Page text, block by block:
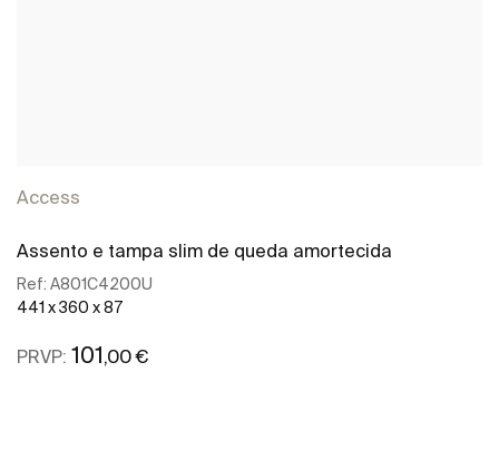
Access
Assento e tampa slim de queda amortecida
Ref: A801C4200U
441 x 360 x 87
PRVP: 101,00 €